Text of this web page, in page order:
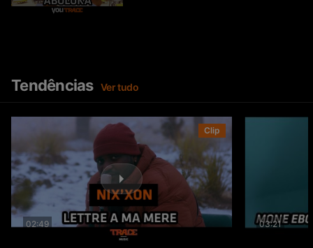
Banlieuz’art – NK8 Let’s go Africa
277K
Takana Zion – M’Makolon
Tendências Ver tudo
02:49
Clip
03:21